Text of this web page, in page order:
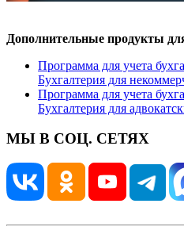
Дополнительные продукты
Программа для учета
Бухгалтерия для
Программа для учета
Бухгалтерия для
МЫ В СОЦ. СЕТЯХ